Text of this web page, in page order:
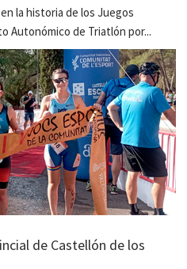
la historia de los Juegos
Autonómico de Triatlón por...
de Castellón de los